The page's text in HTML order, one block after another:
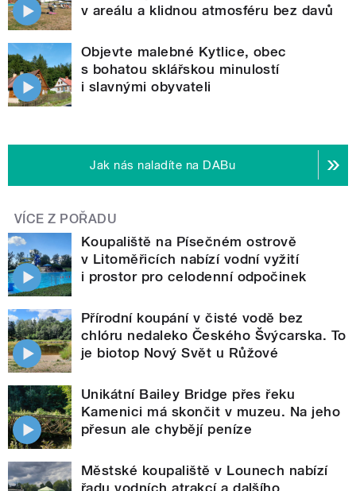
v areálu a klidnou atmosféru bez davů
Objevte malebné Kytlice, obec
s bohatou sklářskou minulostí
i slavnými obyvateli
Jak nás naladíte na DABu
VÍCE Z POŘADU
Koupaliště na Písečném ostrově
v Litoměřicích nabízí vodní vyžití
i prostor pro celodenní odpočinek
Přírodní koupání v čisté vodě bez
chlóru nedaleko Českého Švýcarska. To
je biotop Nový Svět u Růžové
Unikátní Bailey Bridge přes řeku
Kamenici má skončit v muzeu. Na jeho
přesun ale chybějí peníze
Městské koupaliště v Lounech nabízí
řadu vodních atrakcí a dalšího